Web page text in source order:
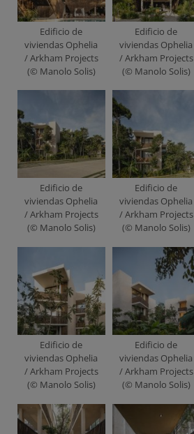
Edificio de
viviendas Ophelia
/ Arkham Projects
(© Manolo Solis)
Edificio de
viviendas Ophelia
/ Arkham Projects
(© Manolo Solis)
Edificio de
viviendas Ophelia
/ Arkham Projects
(© Manolo Solis)
Edificio de
viviendas Ophelia
/ Arkham Projects
(© Manolo Solis)
Edificio de
viviendas Ophelia
/ Arkham Projects
(© Manolo Solis)
Edificio de
viviendas Ophelia
/ Arkham Projects
(© Manolo Solis)